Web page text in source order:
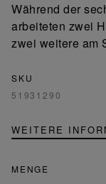
Während der
arbeiteten zwei
zwei weitere am
SKU
51931290
WEITERE
MENGE